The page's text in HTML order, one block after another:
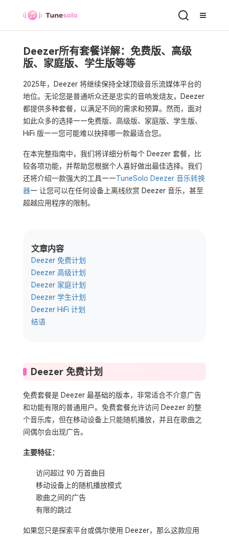
Deezer所有套餐详解：免费版、高级
版、家庭版、学生版等等
2025年，Deezer 将继续保持全球顶级音乐流媒体平台的
地位。无论您是普通听众还是忠实的音响发烧友，Deezer
都提供多种套餐，以满足不同的需求和预算。然而，面对
如此众多的选择——免费版、高级版、家庭版、学生版、
HiFi 版——您可能难以抉择哪一款最适合您。
在本完整指南中，我们将详细分析每个 Deezer 套餐，比
较各项功能，并帮助您根据个人喜好做出最佳选择。我们
还将介绍一款强大的工具——TuneSolo Deezer 音乐转换
器— 让您可以在任何设备上离线欣赏 Deezer 音乐，甚至
超越应用程序的限制。
文章内容
Deezer 免费计划
Deezer 高级计划
Deezer 家庭计划
Deezer 学生计划
Deezer HiFi 计划
结语
Deezer 免费计划
免费套餐是 Deezer 最基础的版本，非常适合不介意广告
和功能有限的普通用户。免费套餐允许访问 Deezer 的整
个音乐库，但在移动设备上只能随机播放，并且在歌曲之
间偶尔会出现广告。
主要特征：
访问超过 90 万首曲目
移动设备上的随机播放模式
歌曲之间的广告
有限的跳过
如果您只是探索平台或偶尔使用 Deezer，那么这款应用